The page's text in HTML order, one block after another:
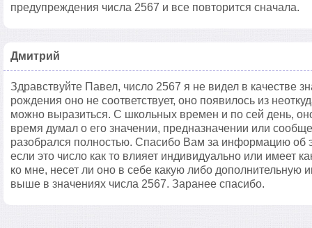
предупреждения числа 2567 и все повторится сначала.
Дмитрий
Здравствуйте Павел, число 2567 я не видел в качестве
рождения оно не соответствует, оно появилось из
можно выразиться. С школьных времен и по сей день,
время думал о его значении, предназначении или
разобрался полностью. Спасибо Вам за информацию об
если это число как то влияет индивидуально или имеет
ко мне, несет ли оно в себе какую либо
выше в значениях числа 2567. Заранее спасибо.